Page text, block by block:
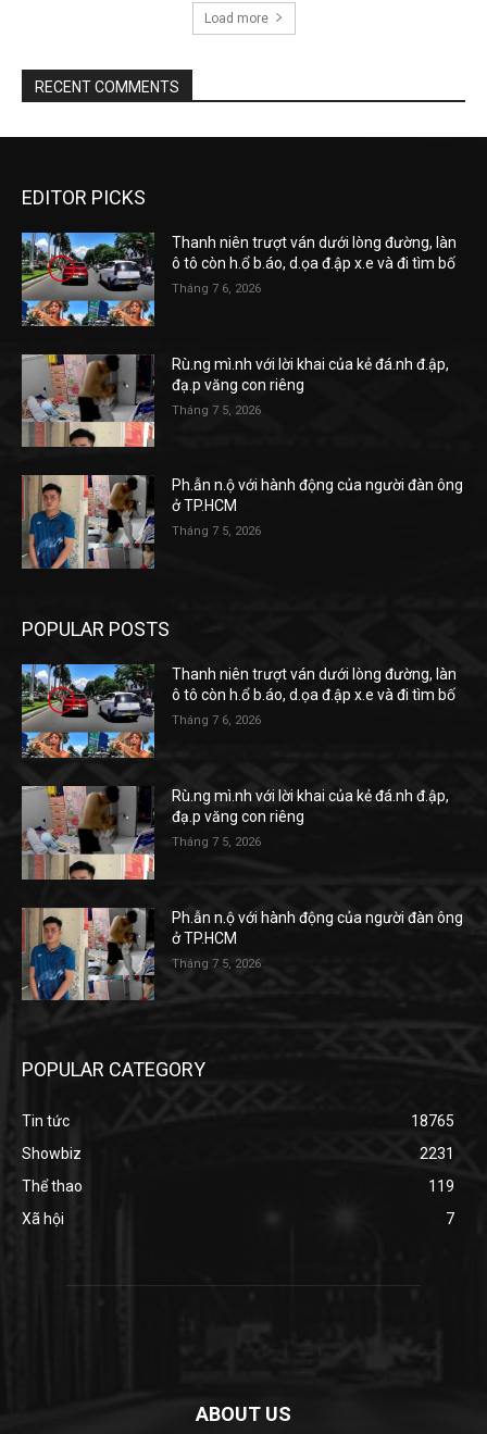
Load more
RECENT COMMENTS
EDITOR PICKS
Thanh niên trượt ván dưới lòng đường, làn
ô tô còn h.ổ b.áo, d.ọa đ.ập x.e và đi tìm bố
Tháng 7 6, 2026
Rù.ng mì.nh với lời khai của kẻ đá.nh đ.ập,
đạ.p văng con riêng
Tháng 7 5, 2026
Ph.ẫn n.ộ với hành động của người đàn ông
ở TP.HCM
Tháng 7 5, 2026
POPULAR POSTS
Thanh niên trượt ván dưới lòng đường, làn
ô tô còn h.ổ b.áo, d.ọa đ.ập x.e và đi tìm bố
Tháng 7 6, 2026
Rù.ng mì.nh với lời khai của kẻ đá.nh đ.ập,
đạ.p văng con riêng
Tháng 7 5, 2026
Ph.ẫn n.ộ với hành động của người đàn ông
ở TP.HCM
Tháng 7 5, 2026
POPULAR CATEGORY
Tin tức
18765
Showbiz
2231
Thể thao
119
Xã hội
7
ABOUT US